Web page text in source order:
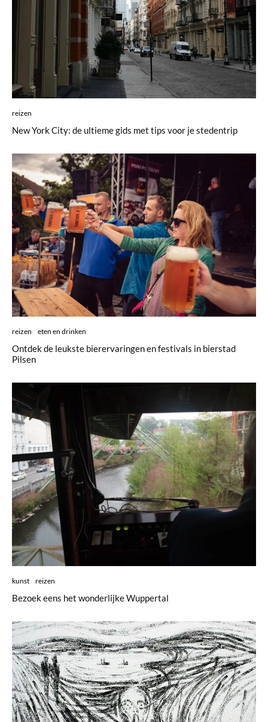
reizen
New York City: de ultieme gids met tips voor je stedentrip
reizen eten en drinken
Ontdek de leukste bierervaringen en festivals in bierstad
Pilsen
kunst reizen
Bezoek eens het wonderlijke Wuppertal